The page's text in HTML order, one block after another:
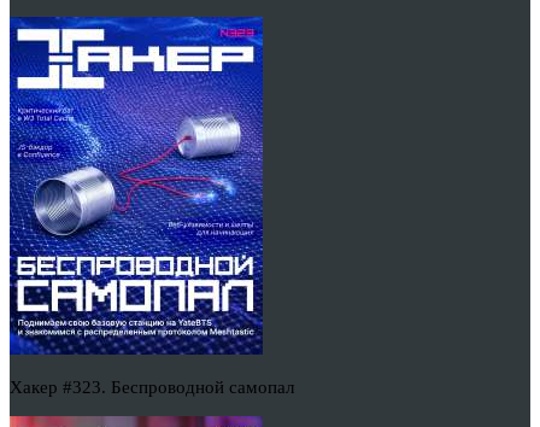
Хакер #323. Беспроводной самопал